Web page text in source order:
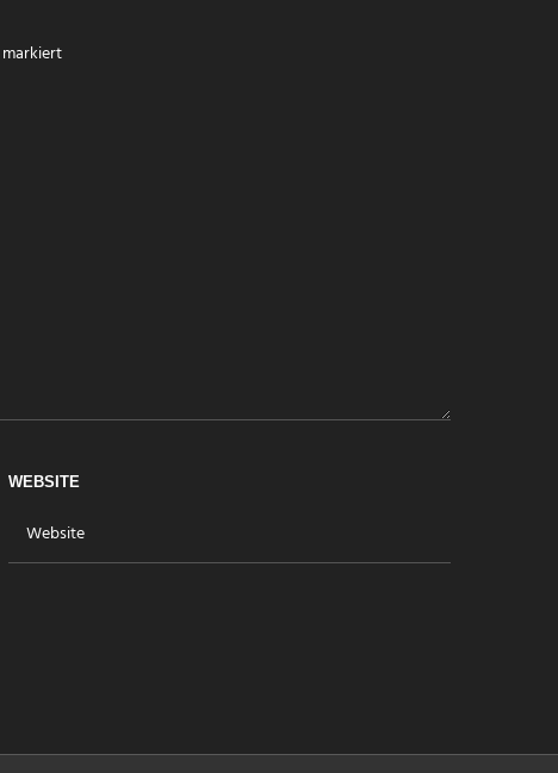
markiert
WEBSITE